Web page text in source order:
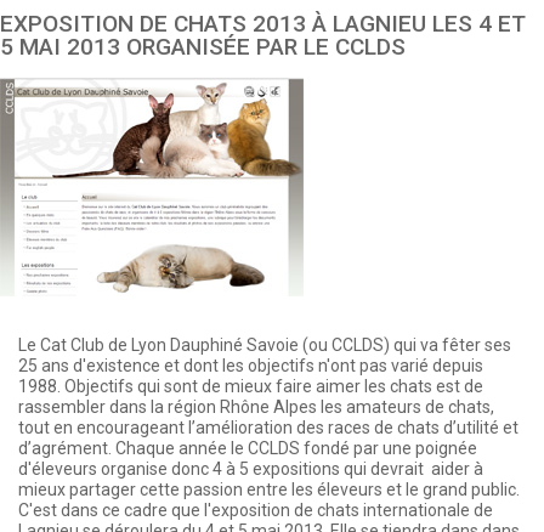
EXPOSITION DE CHATS 2013 À LAGNIEU LES 4 ET
5 MAI 2013 ORGANISÉE PAR LE CCLDS
Le Cat Club de Lyon Dauphiné Savoie (ou CCLDS) qui va fêter ses
25 ans d'existence et dont les objectifs n'ont pas varié depuis
1988. Objectifs qui sont de mieux faire aimer les chats est de
rassembler dans la région Rhône Alpes les amateurs de chats,
tout en encourageant l’amélioration des races de chats d’utilité et
d’agrément. Chaque année le CCLDS fondé par une poignée
d'éleveurs organise donc 4 à 5 expositions qui devrait aider à
mieux partager cette passion entre les éleveurs et le grand public.
C'est dans ce cadre que l'exposition de chats internationale de